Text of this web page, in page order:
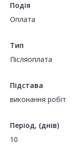
Подія
Оплата
Тип
Пiсляоплата
Підстава
виконання робіт
Період, (днів)
10